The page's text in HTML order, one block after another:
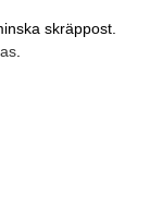
skräppost.